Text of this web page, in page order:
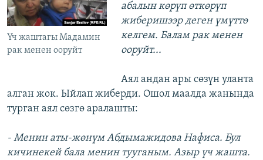
Үч жаштагы Мадамин
рак менен ооруйт
абалын көрүп өткөрүп
жиберишээр деген үмүттө
келгем. Балам рак менен
ооруйт...
Аял андан ары сөзүн уланта
алган жок. Ыйлап жиберди. Ошол маалда жанында
турган аял сөзгө аралашты:
- Менин аты-жөнүм Абдымажидова Нафиса. Бул
кичинекей бала менин тууганым. Азыр үч жашта.